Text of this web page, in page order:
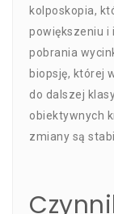
kolposkopia,
powiększeniu i
pobrania
biopsję, której
do dalszej
obiektywnych
zmiany są